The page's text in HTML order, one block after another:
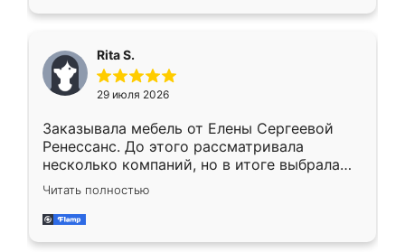
каких-либо доработок. Качеством осталась
довольна, все выглядит так, как и ожидала.
Rita S.
29 июля 2026
Заказывала мебель от Елены Сергеевой
Ренессанс. До этого рассматривала
несколько компаний, но в итоге выбрала
эту. Сначала обговорили условия, потом
приехал замерщик, всё спокойно объяснил
и снял размеры. Изготовили в срок, с
Читать полностью